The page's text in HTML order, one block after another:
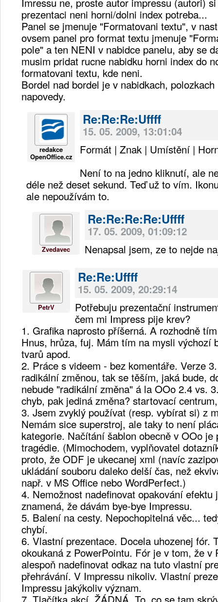
prezentaci neni horni/dolni index potreba...
Panel se jmenuje "Formatovani textu", v
ovsem panel pro format textu jmenuje
pole" a ten NENI v nabidce panelu, aby se
musim pridat rucne nabidku horni index do
formatovani textu, kde neni.
Bordel nad bordel je v nabidkach,
napovedy.
redakce
OpenOffice.cz
Re:Re:Re:Uffff
15. 05. 2009, 13:01:04
Formát | Znak | Umístění |
Není to na jedno kliknutí, ale
déle než deset sekund. Teď už to vím.
ale nepoužívám to.
Zvedavec
Re:Re:Re:Re:Uffff
17. 05. 2009, 01:09:12
Nenapsal jsem, ze to nejde
PetrV
Re:Re:Uffff
15. 05. 2009, 20:29:14
Potřebuju prezentační
čem mi Impress pije krev?
1. Grafika naprosto příšerná. A rozhodně
Hnus, hrůza, fuj. Mám tím na mysli výchozí
tvarů apod.
2. Práce s videem - bez komentáře. Verze
radikální změnou, tak se těším, jaká bude,
nebude "radikální změna" á la OOo 2.4 vs.
chyb, pak jediná změna? startovací
3. Jsem zvyklý používat (resp. vybírat si) z
Nemám sice superstroj, ale taky to není
kategorie. Načítání šablon obecně v OOo
tragédie. (Mimochodem, vyplňovatel
proto, že ODF je ukecanej xml (navíc
ukládání souboru daleko delší čas, než
např. v MS Office nebo WordPerfect.)
4. Nemožnost nadefinovat opakování efektu
znamená, že dávám bye-bye Impressu.
5. Balení na cesty. Nepochopitelná věc...
chybí.
6. Vlastní prezentace. Docela uhozenej fór.
okoukaná z PowerPointu. Fór je v tom, že v
alespoň nadefinovat odkaz na tuto vlastní
přehrávání. V Impressu nikoliv. Vlastní
Impressu jakýkoliv význam.
7. Tlačítka akcí. ŽÁDNÁ. To, co se tam